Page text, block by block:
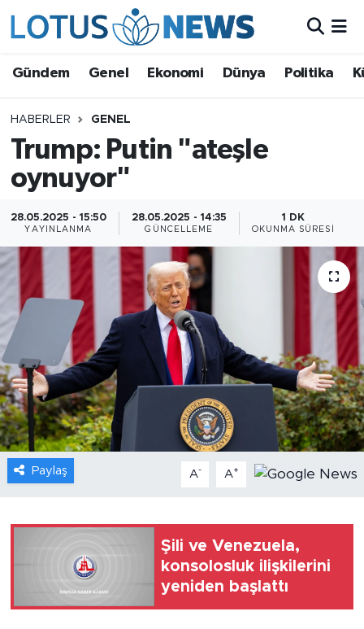
Gündem Genel Ekonomi Dünya Politika
HABERLER GENEL
Trump: Putin "ateşle
oynuyor"
28.05.2025 - 15:50
YAYINLANMA
28.05.2025 - 14:35
GÜNCELLEME
1 DK
OKUNMA SÜRESI
Paylaş A- A+
Şili ve Venezuela,
konsolosluk ilişkilerini
yeniden başlattı
Ekonomi
Dünya
Politika
Kültür - Sanat ve Tarih
Yaşam
Bilim ve Teknoloji
Çin Fuarları
Gündem
Video
Sağlık
Xinhua